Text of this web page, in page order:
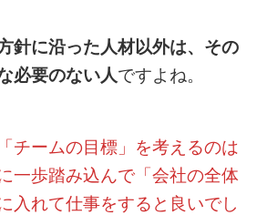
針に沿った人材以外は、その
必要のない人ですよね。
チームの目標」を考えるのは
一歩踏み込んで「会社の全体
入れて仕事をすると良いでし